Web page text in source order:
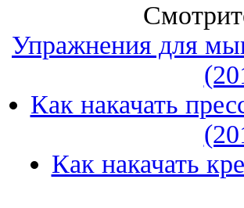
Упражнения для
Как накачать
Как накачать